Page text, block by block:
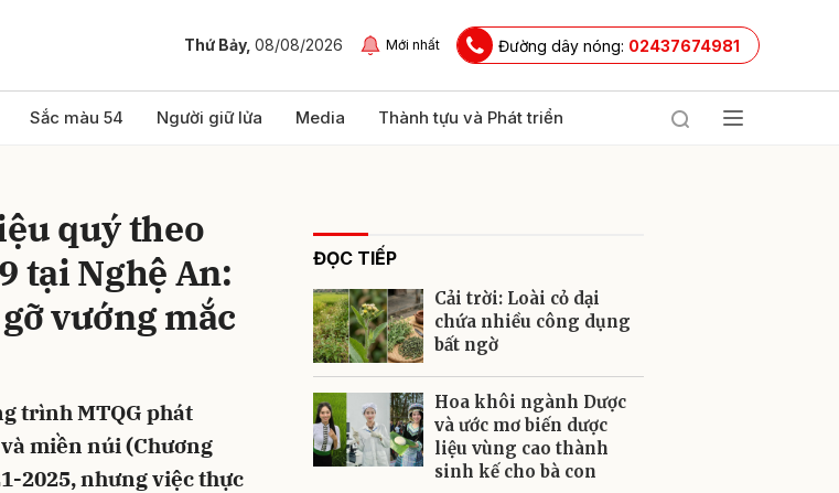
Thứ Bảy, 08/08/2026 Mới nhất Đường dây nóng: 02437674981
Sắc màu 54 Người giữ lửa Media Thành tựu và Phát triển
quý theo
tại Nghệ An:
vướng mắc
trình MTQG phát
miền núi (Chương
2025, nhưng việc thực
ĐỌC TIẾP
Cải trời: Loài cỏ dại
chứa nhiều công dụng
bất ngờ
Hoa khôi ngành Dược
và ước mơ biến dược
liệu vùng cao thành
sinh kế cho bà con
Gửi